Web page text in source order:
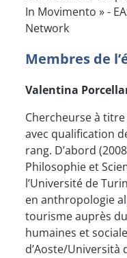
In Movimento » -
Network
Membres de
Valentina
Chercheurse à
avec qualification
rang. D’abord
Philosophie et
l’Université de
en anthropologie
tourisme auprès
humaines et
d’Aoste/Università